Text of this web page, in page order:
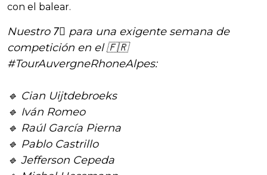
con el balear.
Nuestro 7⃣ para una exigente semana de
competición en el 🇫🇷
#TourAuvergneRhoneAlpes:
🔹 Cian Uijtdebroeks
🔹 Iván Romeo
🔹 Raúl García Pierna
🔹 Pablo Castrillo
🔹 Jefferson Cepeda